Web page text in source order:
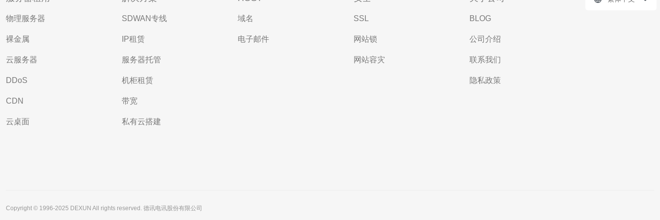
物理服务器
裸金属
云服务器
DDoS
CDN
云桌面
SDWAN专线
IP租赁
服务器托管
机柜租赁
带宽
私有云搭建
域名
电子邮件
SSL
网站锁
网站容灾
BLOG
公司介绍
联系我们
隐私政策
Copyright © 1996-2025 DEXUN All rights reserved. 德讯电讯股份有限公司